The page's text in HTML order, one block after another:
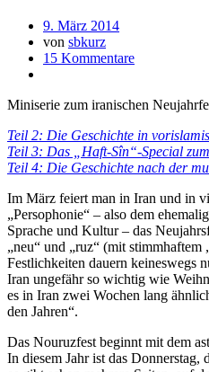
9. März 2014
von sbkurz
15 Kommentare
Miniserie zum iranischen
Teil 2: Die Geschichte in
Teil 3: Das „Haft-Sîn“-Special
Teil 4: Die Geschichte nach der
Im März feiert man in Iran und in
„Persophonie“ – also dem
Sprache und Kultur – das
„neu“ und „ruz“ (mit stimmhaftem
Festlichkeiten dauern keineswegs
Iran ungefähr so wichtig wie
es in Iran zwei Wochen lang
den Jahren“.
Das Nouruzfest beginnt mit dem
In diesem Jahr ist das